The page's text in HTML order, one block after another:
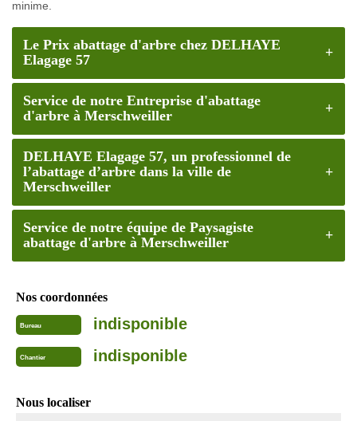
minime.
Le Prix abattage d'arbre chez DELHAYE
Elagage 57
Service de notre Entreprise d'abattage
d'arbre à Merschweiller
DELHAYE Elagage 57, un professionnel de
l’abattage d’arbre dans la ville de
Merschweiller
Service de notre équipe de Paysagiste
abattage d'arbre à Merschweiller
Nos coordonnées
Bureau indisponible
Chantier indisponible
Nous localiser